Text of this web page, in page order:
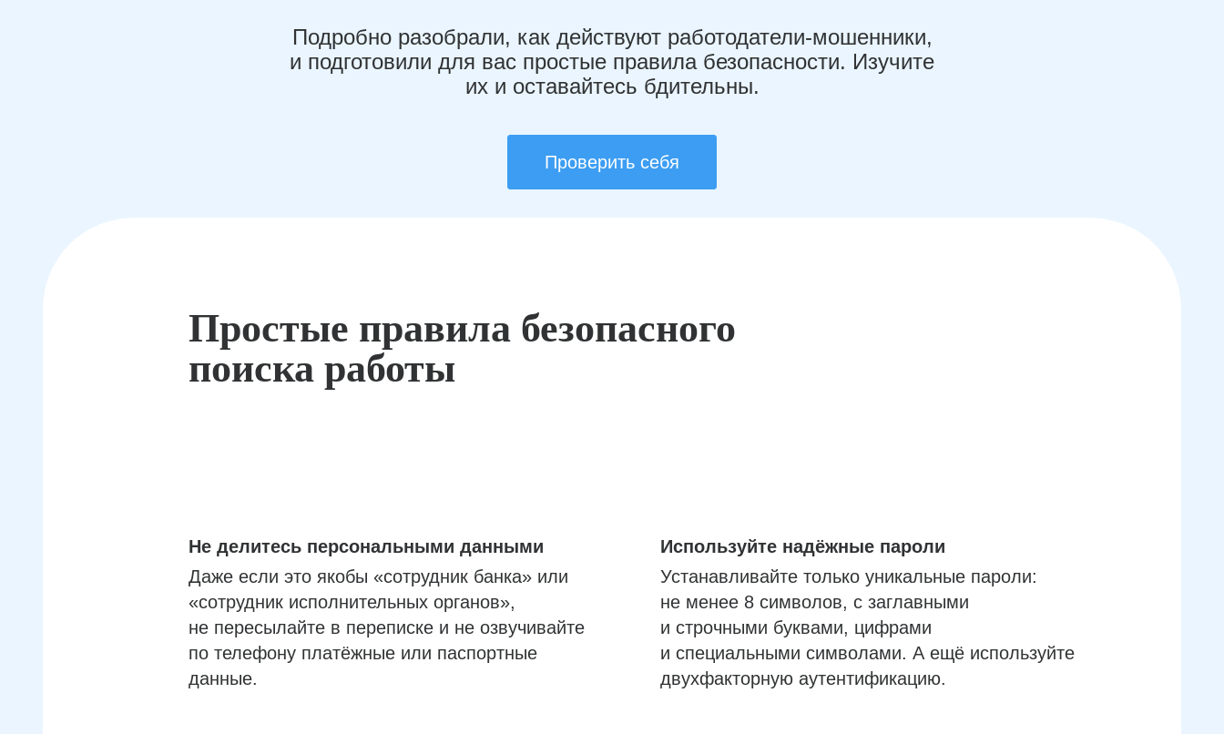
Подробно разобрали, как действуют работодатели-мошенники,
и подготовили для вас простые правила безопасности. Изучите
их и оставайтесь бдительны.
Проверить себя
Простые правила безопасного
поиска работы
Не делитесь персональными данными
Даже если это якобы «сотрудник банка» или
«сотрудник исполнительных органов»,
не пересылайте в переписке и не озвучивайте
по телефону платёжные или паспортные
данные.
Используйте надёжные пароли
Устанавливайте только уникальные пароли:
не менее 8 символов, с заглавными
и строчными буквами, цифрами
и специальными символами. А ещё используйте
двухфакторную аутентификацию.